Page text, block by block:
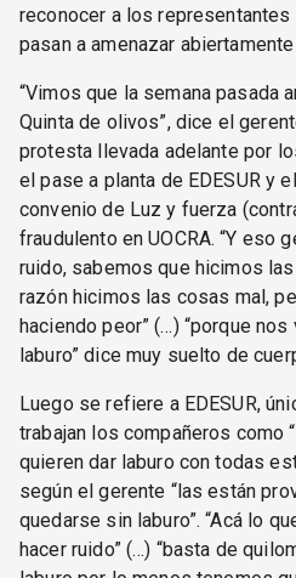
reconocer a los
pasan a amenazar
“Vimos que la semana pasada
Quinta de olivos”, dice el
protesta llevada adelante por
el pase a planta de EDESUR y
convenio de Luz y fuerza
fraudulento en UOCRA. “Y eso
ruido, sabemos que hicimos
razón hicimos las cosas mal,
haciendo peor” (…) “porque
laburo” dice muy suelto de
Luego se refiere a EDESUR,
trabajan los compañeros como
quieren dar laburo con todas
según el gerente “las están
quedarse sin laburo”. “Acá lo
hacer ruido” (…) “basta de